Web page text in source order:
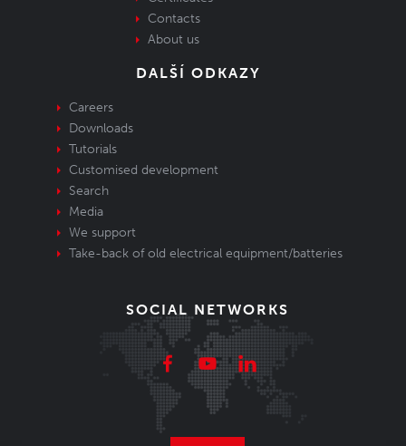
Contacts
About us
DALŠÍ ODKAZY
Careers
Downloads
Tutorials
Customised development
Search
Media
We support
Take-back of old electrical equipment/batteries
SOCIAL NETWORKS